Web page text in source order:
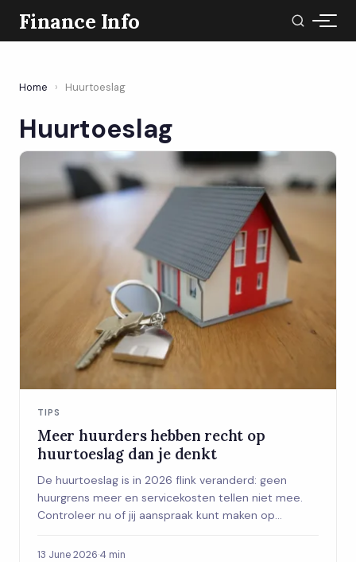
Finance Info
Home › Huurtoeslag
Huurtoeslag
TIPS
Meer huurders hebben recht op
huurtoeslag dan je denkt
De huurtoeslag is in 2026 flink veranderd: geen
huurgrens meer en servicekosten tellen niet mee.
Controleer nu of jij aanspraak kunt maken op
13 June 2026·4 min